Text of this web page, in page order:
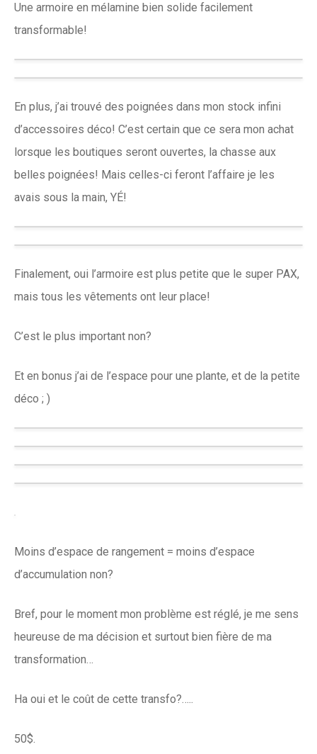
Une armoire en mélamine bien solide facilement
transformable!
En plus, j’ai trouvé des poignées dans mon stock infini
d’accessoires déco! C’est certain que ce sera mon achat
lorsque les boutiques seront ouvertes, la chasse aux
belles poignées! Mais celles-ci feront l’affaire je les
avais sous la main, YÉ!
Finalement, oui l’armoire est plus petite que le super PAX,
mais tous les vêtements ont leur place!
C’est le plus important non?
Et en bonus j’ai de l’espace pour une plante, et de la petite
déco ; )
Moins d’espace de rangement = moins d’espace
d’accumulation non?
Bref, pour le moment mon problème est réglé, je me sens
heureuse de ma décision et surtout bien fière de ma
transformation…
Ha oui et le coût de cette transfo?…..
50$.